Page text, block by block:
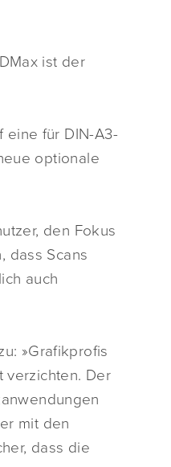
ist der
eine für DIN-A3-
optionale
den Fokus
dass Scans
auch
»Grafikprofis
verzichten. Der
mit den
dass die